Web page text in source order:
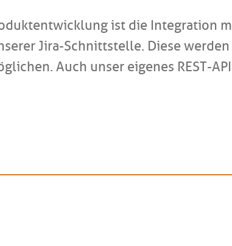
ist die Integration
Jira-Schnittstelle. Diese
Auch unser eigenes REST-